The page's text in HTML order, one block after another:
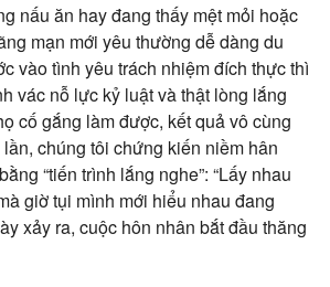
nấu ăn hay đang thấy mệt mỏi hoặc
mạn mới yêu thường dễ dàng du
vào tình yêu trách nhiệm đích thực thì
vác nỗ lực kỷ luật và thật lòng lắng
cố gắng làm được, kết quả vô cùng
chúng tôi chứng kiến niềm hân
“tiến trình lắng nghe”: “Lấy nhau
giờ tụi mình mới hiểu nhau đang
xảy ra, cuộc hôn nhân bắt đầu thăng